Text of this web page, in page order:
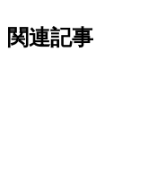
関連記事